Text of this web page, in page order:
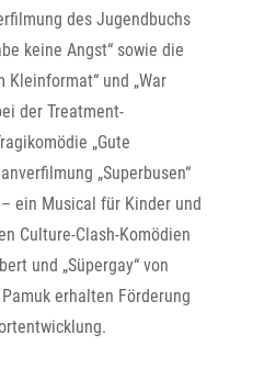
des Jugendbuchs
keine Angst“ sowie die
Kleinformat“ und „War
der Treatment-
„Gute
„Superbusen“
ein Musical für Kinder und
Culture-Clash-Komödien
und „Süpergay“ von
erhalten Förderung